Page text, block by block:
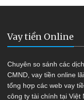
Vay tiền Online
Chuyên so sánh các
CMND, vay tiền online
tổng hợp các web vay
công ty tài chính tại Việt